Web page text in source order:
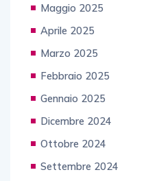
Maggio 2025
Aprile 2025
Marzo 2025
Febbraio 2025
Gennaio 2025
Dicembre 2024
Ottobre 2024
Settembre 2024